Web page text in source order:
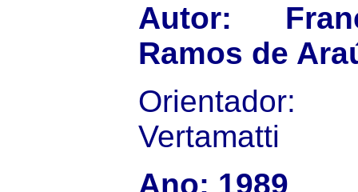
Autor:
Ramos de
Orientador:
Vertamatti
Ano: 1989